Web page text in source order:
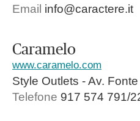
Email info@caractere.it
Caramelo
www.caramelo.com
Style Outlets - Av.
Telefone 917 574 791/